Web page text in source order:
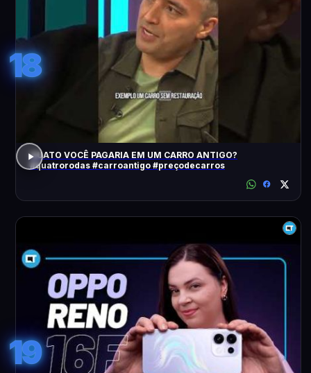
18
QUATO VOCÊ PAGARIA EM UM CARRO ANTIGO?
#quatrorodas #carroantigo #preçodecarros
19